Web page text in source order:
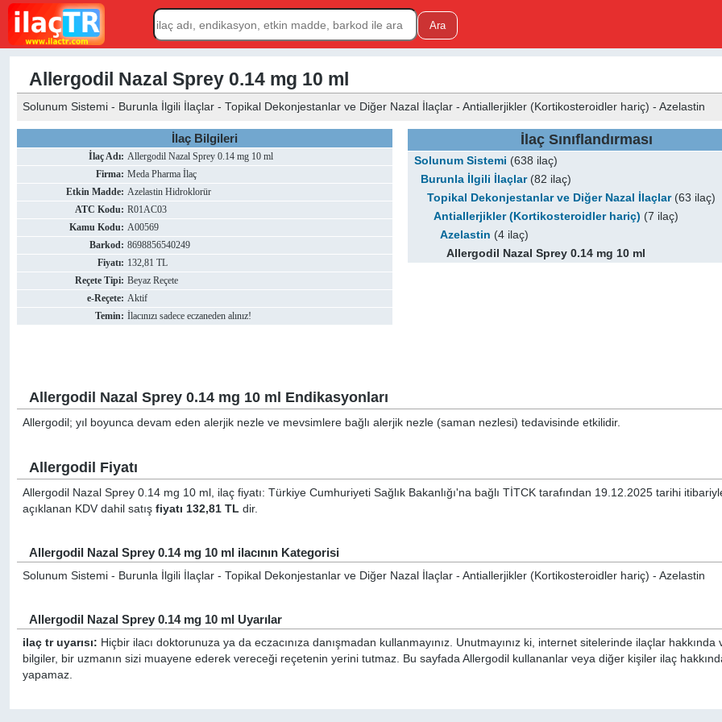
Allergodil Nazal Sprey 0.14 mg 10 ml
Solunum Sistemi - Burunla İlgili İlaçlar - Topikal Dekonjestanlar ve Diğer Nazal İlaçlar - Antiallerjikler (Kortikosteroidler hariç) - Azelastin
İlaç Bilgileri
İlaç Adı: Allergodil Nazal Sprey 0.14 mg 10 ml
Firma: Meda Pharma İlaç
Etkin Madde: Azelastin Hidroklorür
ATC Kodu: R01AC03
Kamu Kodu: A00569
Barkod: 8698856540249
Fiyatı: 132,81 TL
Reçete Tipi: Beyaz Reçete
e-Reçete: Aktif
Temin: İlacınızı sadece eczaneden alınız!
İlaç Sınıflandırması
Solunum Sistemi (638 ilaç)
Burunla İlgili İlaçlar(82 ilaç)
Topikal Dekonjestanlar ve Diğer Nazal İlaçlar(63 ilaç)
Antiallerjikler (Kortikosteroidler hariç) (7 ilaç)
Azelastin (4 ilaç)
Allergodil Nazal Sprey 0.14 mg 10 ml
Allergodil Nazal Sprey 0.14 mg 10 ml Endikasyonları
Allergodil; yıl boyunca devam eden alerjik nezle ve mevsimlere bağlı alerjik nezle (saman nezlesi) tedavisinde etkilidir.
Allergodil Fiyatı
Allergodil Nazal Sprey 0.14 mg 10 ml, ilaç fiyatı: Türkiye Cumhuriyeti Sağlık Bakanlığı'na bağlı TİTCK tarafından 19.12.2025 tarihi
açıklanan KDV dahil satışfiyatı 132,81 TL dir.
Allergodil Nazal Sprey 0.14 mg 10 ml ilacının Kategorisi
Solunum Sistemi - Burunla İlgili İlaçlar - Topikal Dekonjestanlar ve Diğer Nazal İlaçlar - Antiallerjikler (Kortikosteroidler hariç) - Azelastin
Allergodil Nazal Sprey 0.14 mg 10 ml Uyarılar
ilaç tr uyarısı: Hiçbir ilacı doktorunuza ya da eczacınıza danışmadan kullanmayınız. Unutmayınız ki, internet sitelerinde ilaçlar hakkında
bilgiler, bir uzmanın sizi muayene ederek vereceği reçetenin yerini tutmaz. Bu sayfada Allergodil kullananlar veya diğer kişiler ilaç
yapamaz.